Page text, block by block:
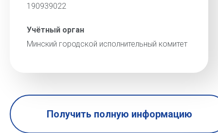
190939022
Учётный орган
Минский городской исполнительный комитет
Получить полную информацию